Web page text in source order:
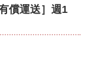
償運送］週1